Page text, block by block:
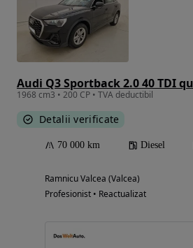
1968 cm3 • 200 CP • TVA deductibil
Detalii verificate
70 000 km Diesel
Ramnicu Valcea (Valcea)
Profesionist • Reactualizat